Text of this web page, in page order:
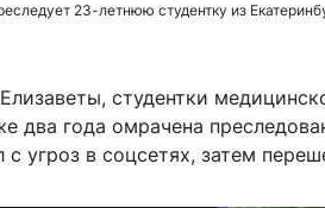
23-летнюю студентку из
студентки
два года омрачена
с угроз в соцсетях, затем